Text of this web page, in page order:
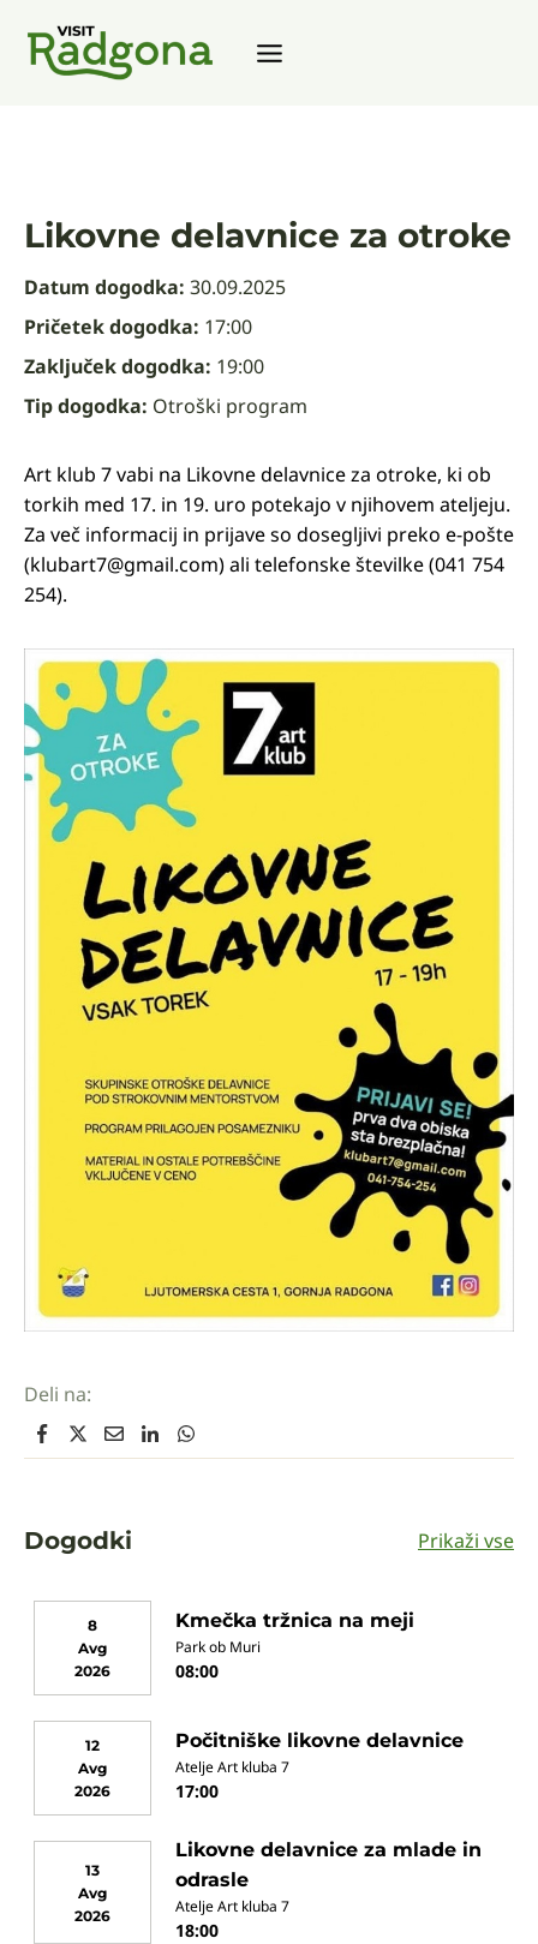
content
Likovne delavnice za otroke
Datum dogodka: 30.09.2025
Pričetek dogodka: 17:00
Zaključek dogodka: 19:00
Tip dogodka: Otroški program
Art klub 7 vabi na Likovne delavnice za otroke, ki ob
torkih med 17. in 19. uro potekajo v njihovem ateljeju.
Za več informacij in prijave so dosegljivi preko e-pošte
(klubart7@gmail.com) ali telefonske številke (041 754
254).
Deli na:
Dogodki Prikaži vse
8
Avg
2026
Kmečka tržnica na meji
Park ob Muri
08:00
12
Avg
2026
Počitniške likovne delavnice
Atelje Art kluba 7
17:00
13
Avg
2026
Likovne delavnice za mlade in
odrasle
Atelje Art kluba 7
18:00